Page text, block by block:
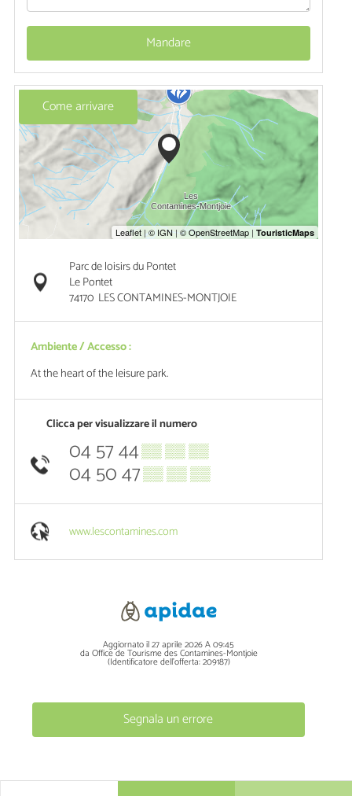
Mandare
Come arrivare
Parc de loisirs du Pontet
Le Pontet
74170 LES CONTAMINES-MONTJOIE
Ambiente / Accesso :
At the heart of the leisure park.
Clicca per visualizzare il numero
04 57 44▒▒ ▒▒ ▒▒
04 50 47▒▒ ▒▒ ▒▒
www.lescontamines.com
Aggiornato il 27 aprile 2026 A 09:45
da Office de Tourisme des Contamines-Montjoie
(Identificatore dell'offerta:209187)
Segnala un errore